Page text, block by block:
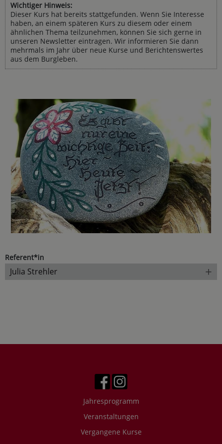
Wichtiger Hinweis:
Dieser Kurs hat bereits stattgefunden. Wenn Sie Interesse
haben, an einem späteren Kurs zu diesem oder einem
ähnlichen Thema teilzunehmen, können Sie sich gerne in
unseren Newsletter eintragen. Wir informieren Sie dann
mehrmals im Jahr über neue Kurse und Berichtenswertes
aus dem Burgleben.
Referent*in
Julia Strehler +
Jahresprogramm
Veranstaltungen
Vergangene Kurse